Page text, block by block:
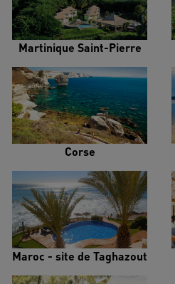
Martinique Saint-Pierre
Corse
Maroc - site de Taghazout